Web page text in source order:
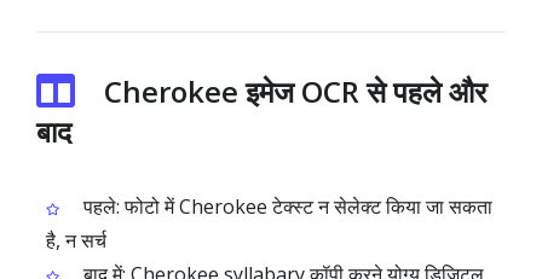
Cherokee इमेज OCR से पहले और
बाद
पहले: फोटो में Cherokee टेक्स्ट न सेलेक्ट किया जा सकता
है, न सर्च